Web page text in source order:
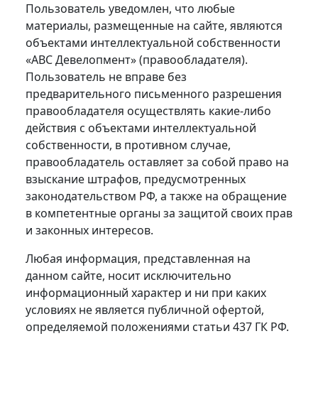
Пользователь уведомлен, что любые
материалы, размещенные на сайте, являются
объектами интеллектуальной собственности
«АВС Девелопмент» (правообладателя).
Пользователь не вправе без
предварительного письменного разрешения
правообладателя осуществлять какие-либо
действия с объектами интеллектуальной
собственности, в противном случае,
правообладатель оставляет за собой право на
взыскание штрафов, предусмотренных
законодательством РФ, а также на обращение
в компетентные органы за защитой своих прав
и законных интересов.
Любая информация, представленная на
данном сайте, носит исключительно
информационный характер и ни при каких
условиях не является публичной офертой,
определяемой положениями статьи 437 ГК РФ.